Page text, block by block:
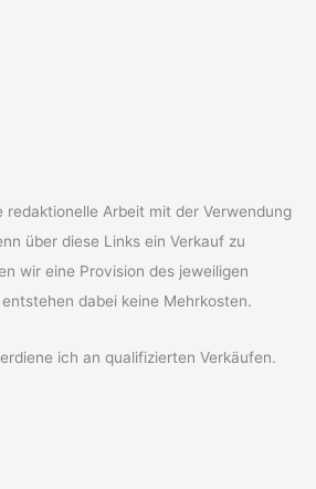
redaktionelle Arbeit mit der Verwendung
über diese Links ein Verkauf zu
wir eine Provision des jeweiligen
dabei keine Mehrkosten.
ich an qualifizierten Verkäufen.